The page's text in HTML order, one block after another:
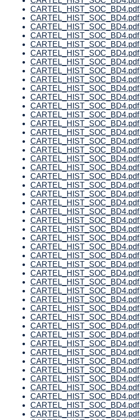
CARTEL_HIST_SOC_BD4.pdf
CARTEL_HIST_SOC_BD4.pdf
CARTEL_HIST_SOC_BD4.pdf
CARTEL_HIST_SOC_BD4.pdf
CARTEL_HIST_SOC_BD4.pdf
CARTEL_HIST_SOC_BD4.pdf
CARTEL_HIST_SOC_BD4.pdf
CARTEL_HIST_SOC_BD4.pdf
CARTEL_HIST_SOC_BD4.pdf
CARTEL_HIST_SOC_BD4.pdf
CARTEL_HIST_SOC_BD4.pdf
CARTEL_HIST_SOC_BD4.pdf
CARTEL_HIST_SOC_BD4.pdf
CARTEL_HIST_SOC_BD4.pdf
CARTEL_HIST_SOC_BD4.pdf
CARTEL_HIST_SOC_BD4.pdf
CARTEL_HIST_SOC_BD4.pdf
CARTEL_HIST_SOC_BD4.pdf
CARTEL_HIST_SOC_BD4.pdf
CARTEL_HIST_SOC_BD4.pdf
CARTEL_HIST_SOC_BD4.pdf
CARTEL_HIST_SOC_BD4.pdf
CARTEL_HIST_SOC_BD4.pdf
CARTEL_HIST_SOC_BD4.pdf
CARTEL_HIST_SOC_BD4.pdf
CARTEL_HIST_SOC_BD4.pdf
CARTEL_HIST_SOC_BD4.pdf
CARTEL_HIST_SOC_BD4.pdf
CARTEL_HIST_SOC_BD4.pdf
CARTEL_HIST_SOC_BD4.pdf
CARTEL_HIST_SOC_BD4.pdf
CARTEL_HIST_SOC_BD4.pdf
CARTEL_HIST_SOC_BD4.pdf
CARTEL_HIST_SOC_BD4.pdf
CARTEL_HIST_SOC_BD4.pdf
CARTEL_HIST_SOC_BD4.pdf
CARTEL_HIST_SOC_BD4.pdf
CARTEL_HIST_SOC_BD4.pdf
CARTEL_HIST_SOC_BD4.pdf
CARTEL_HIST_SOC_BD4.pdf
CARTEL_HIST_SOC_BD4.pdf
CARTEL_HIST_SOC_BD4.pdf
CARTEL_HIST_SOC_BD4.pdf
CARTEL_HIST_SOC_BD4.pdf
CARTEL_HIST_SOC_BD4.pdf
CARTEL_HIST_SOC_BD4.pdf
CARTEL_HIST_SOC_BD4.pdf